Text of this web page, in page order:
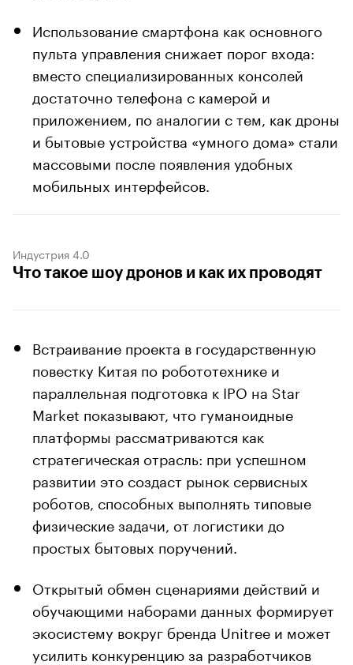
Использование смартфона как основного
пульта управления снижает порог входа:
вместо специализированных консолей
достаточно телефона с камерой и
приложением, по аналогии с тем, как дроны
и бытовые устройства «умного дома» стали
массовыми после появления удобных
мобильных интерфейсов.
Индустрия 4.0
Что такое шоу дронов и как их проводят
Встраивание проекта в государственную
повестку Китая по робототехнике и
параллельная подготовка к IPO на Star
Market показывают, что гуманоидные
платформы рассматриваются как
стратегическая отрасль: при успешном
развитии это создаст рынок сервисных
роботов, способных выполнять типовые
физические задачи, от логистики до
простых бытовых поручений.
Открытый обмен сценариями действий и
обучающими наборами данных формирует
экосистему вокруг бренда Unitree и может
усилить конкуренцию за разработчиков